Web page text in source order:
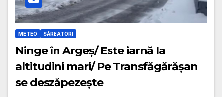
METEO SĂRBATORI
Ninge în Argeș/ Este iarnă la
altitudini mari/ Pe Transfăgărășan
se deszăpezește